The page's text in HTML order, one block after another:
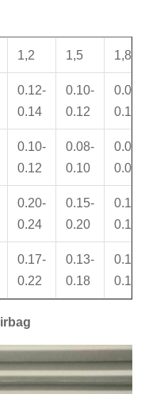
1,2 1,5 1,8
0.12-
0.14
0.10-
0.12
0.08-
0.10
0.10-
0.12
0.08-
0.10
0.07-
0.09
0.20-
0.24
0.15-
0.20
0.13-
0.16
0.17-
0.22
0.13-
0.18
0.11-
0.14